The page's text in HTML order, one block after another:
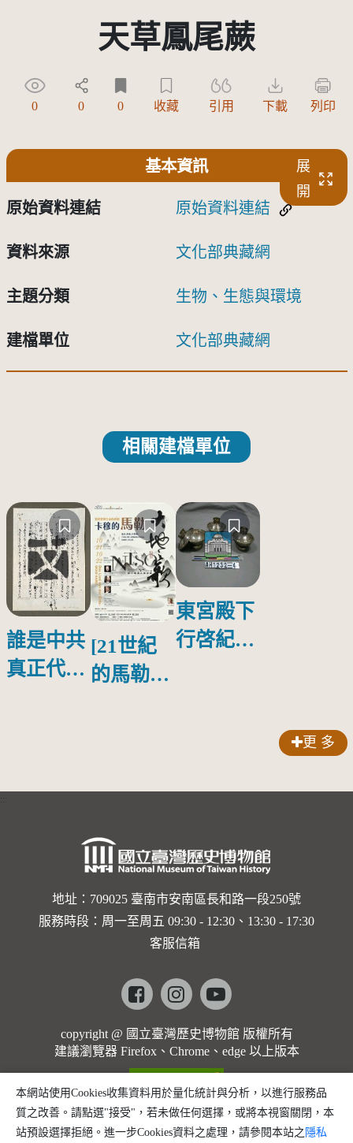
天草鳳尾蕨
0 0 0 收藏 引用 下載 列印
基本資訊
展
開
原始資料連結 原始資料連結
資料來源 文化部典藏網
主題分類 生物、生態與環境
建檔單位 文化部典藏網
相關建檔單位
誰是中共
真正代言
[21世紀
的馬勒、
的依戀—
勒大地之
歌]【對
世界與生
命的依戀
馬勒大地
之歌】
東宮殿下
行啓紀念
更 多
地址：709025 臺南市安南區長和路一段250號
服務時段：周一至周五 09:30 - 12:30、13:30 - 17:30
客服信箱
Facebookinstagramyoutube
copyright @ 國立臺灣歷史博物館 版權所有
建議瀏覽器 Firefox、Chrome、edge 以上版本
本網站使用Cookies收集資料用於量化統計與分析，以進行服務品
質之改善。請點選"接受"，若未做任何選擇，或將本視窗關閉，本
站預設選擇拒絕。進一步Cookies資料之處理，請參閱本站之 隱私